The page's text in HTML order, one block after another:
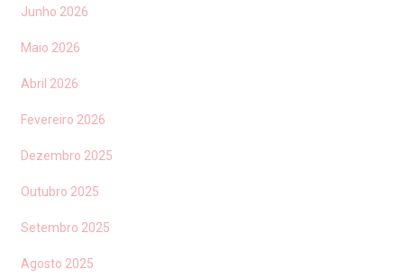
Junho 2026
Maio 2026
Abril 2026
Fevereiro 2026
Dezembro 2025
Outubro 2025
Setembro 2025
Agosto 2025